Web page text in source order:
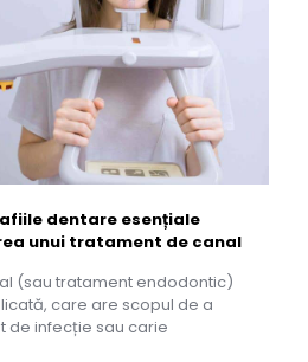
dentare esențiale
unui tratament de canal
(sau tratament endodontic)
care are scopul de a
de infecție sau carie